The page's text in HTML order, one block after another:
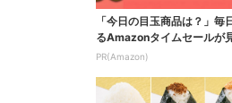
「今日の目玉商品は？」毎
るAmazonタイムセールが
ない
PR(Amazon)